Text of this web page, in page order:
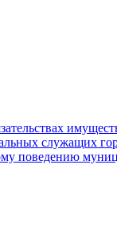
служащих
поведению